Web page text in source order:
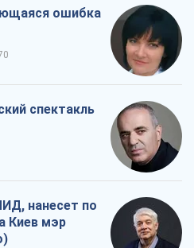
ошибка
спектакль
нанесет по
Киев мэр